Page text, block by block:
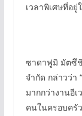
เวลาพิเศษที่อ
ซาดาฟูมิ มัตซึชิ
จำกัด กล่าวว่า
มากกว่างานอี
คนในครอบครั